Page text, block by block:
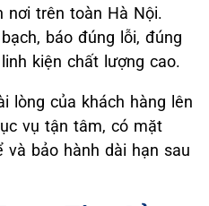
nơi trên toàn Hà Nội.
báo đúng lỗi, đúng
kiện chất lượng cao.
lòng của khách hàng lên
vụ tận tâm, có mặt
bảo hành dài hạn sau